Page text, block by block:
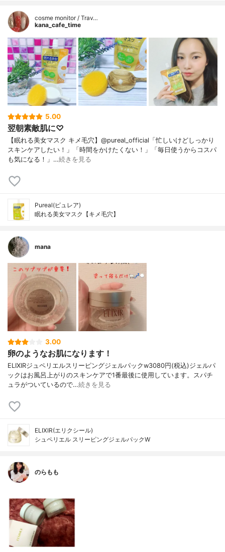
cosme monitor / Trav…
kana_cafe_time
5.00
翌朝素敵肌に♡
【眠れる美女マスク キメ毛穴】@pureal_official「忙しいけどしっかり
スキンケアしたい！」「時間をかけたくない！」「毎日使うからコスパ
も気になる！」…続きを見る
Pureal(ピュレア)
眠れる美女マスク【キメ毛穴】
mana
3.00
卵のようなお肌になります！
ELIXIRジュペリエルスリーピングジェルパックw3080円(税込)ジェルパ
ックはお風呂上がりのスキンケアで1番最後に使用しています。スパチ
ュラがついているので…続きを見る
ELIXIR(エリクシール)
シュペリエル スリーピングジェルパックW
のらもも